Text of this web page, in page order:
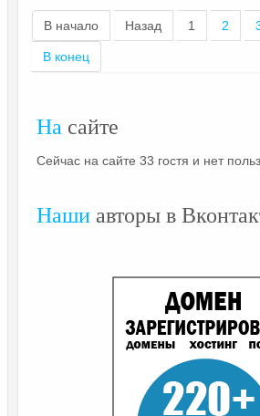
В начало Назад 1 2
В конец
На сайте
Сейчас на сайте 33 гостя и нет
Наши авторы в